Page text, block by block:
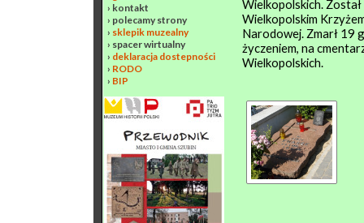
› kontakt
› polecamy strony
› sklepik muzealny
› spacer wirtualny
› deklaracja dostepności
› RODO
› BIP
Wielkopolskich.
Wielkopolskim
Narodowej. Zmarł 19
życzeniem, na
Wielkopolskich.